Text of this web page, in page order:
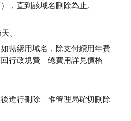
，直到該域名刪除為止。
。
需續用域名，除支付續用年費
行政規費，總費用詳見價格
進行刪除，惟管理局確切刪除